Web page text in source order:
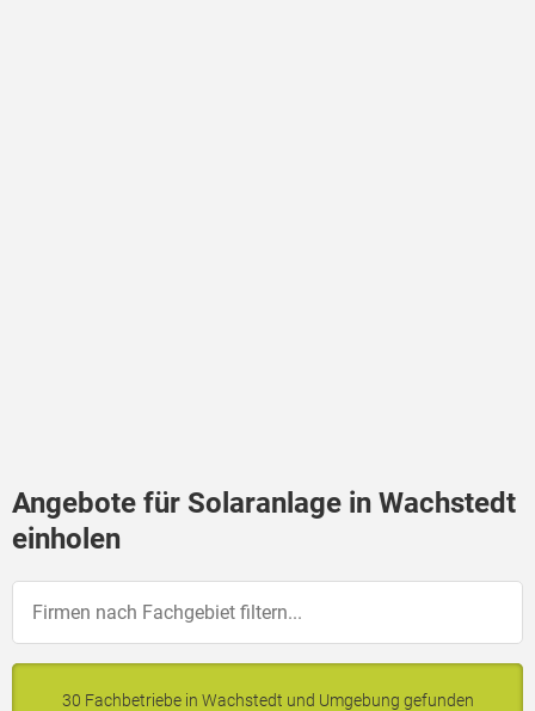
Angebote für Solaranlage in Wachstedt
einholen
30 Fachbetriebe in Wachstedt und Umgebung gefunden